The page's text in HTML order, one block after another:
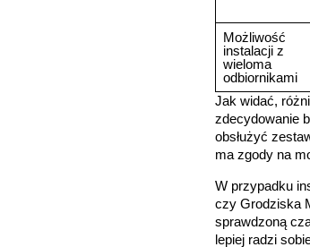
Możliwość
instalacji z
wieloma
odbiornikami
Jak widać,
zdecydowanie
obsłużyć
ma zgody na
W przypadku
czy Grodziska
sprawdzoną
lepiej radzi